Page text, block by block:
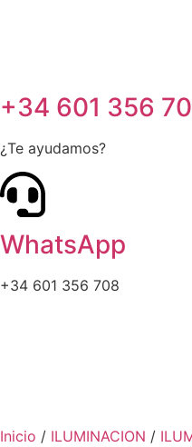
+34 601 356
¿Te ayudamos?
WhatsApp
+34 601 356 708
Inicio / ILUMINACION /